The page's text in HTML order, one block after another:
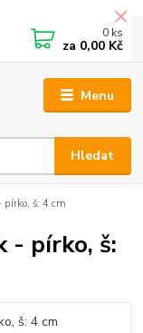
Menu
Hledat
0 ks
za 0,00 Kč
pírko, š: 4 cm
- pírko, š: